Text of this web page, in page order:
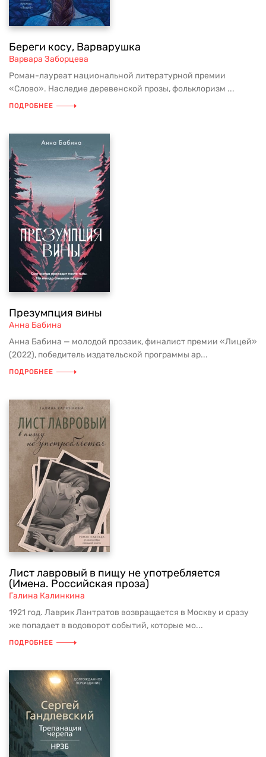
Береги косу, Варварушка
Варвара Заборцева
Роман-лауреат национальной литературной премии
«Слово». Наследие деревенской прозы, фольклоризм ...
ПОДРОБНЕЕ
Презумпция вины
Анна Бабина
Анна Бабина — молодой прозаик, финалист премии «Лицей»
(2022), победитель издательской программы ар...
ПОДРОБНЕЕ
Лист лавровый в пищу не употребляется
(Имена. Российская проза)
Галина Калинкина
1921 год. Лаврик Лантратов возвращается в Москву и сразу
же попадает в водоворот событий, которые мо...
ПОДРОБНЕЕ